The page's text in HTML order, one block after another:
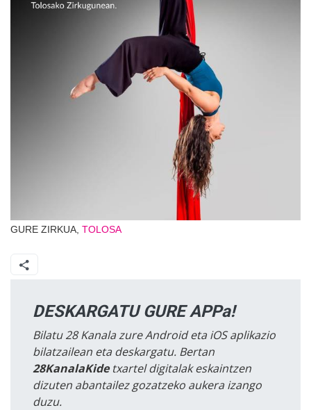
GURE ZIRKUA, TOLOSA
DESKARGATU GURE APPa!
Bilatu 28 Kanala zure Android eta iOS aplikazio
bilatzailean eta deskargatu. Bertan
28KanalaKidetxartel digitalak eskaintzen
dizuten abantailez gozatzeko aukera izango
duzu.